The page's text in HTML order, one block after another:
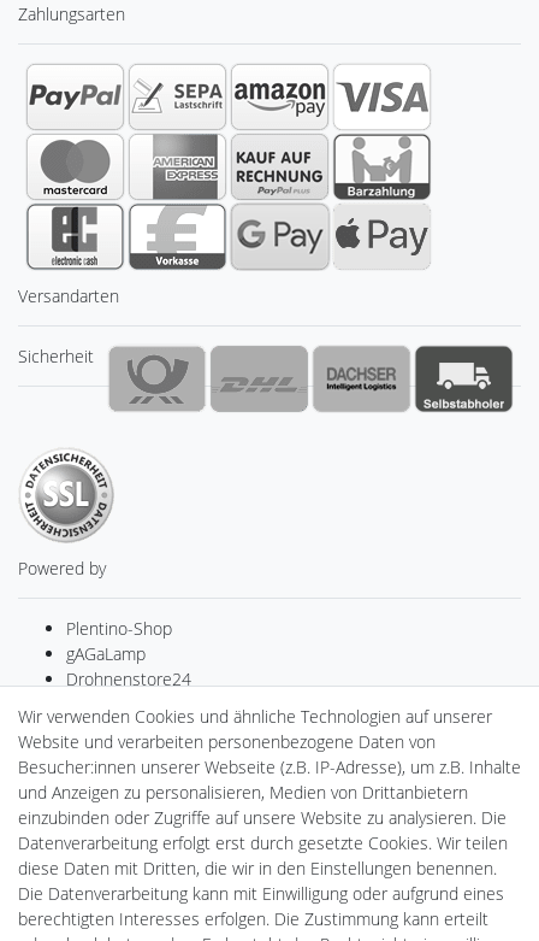
Zahlungsarten
Versandarten
Sicherheit
Powered by
Plentino-Shop
gAGaLamp
Drohnenstore24
Batteriespeicher
PlentiSolar
Gebrauchtlicht
Ledkauf
DEYESOLAR
Lightech Connect
CardanLight Europe
FORTIMO LEDs
LED-RETROSHOP
Wir verwenden Cookies und ähnliche Technologien auf unserer
Website und verarbeiten personenbezogene Daten von
Besucher:innen unserer Webseite (z.B. IP-Adresse), um z.B. Inhalte
und Anzeigen zu personalisieren, Medien von Drittanbietern
einzubinden oder Zugriffe auf unsere Website zu analysieren. Die
Datenverarbeitung erfolgt erst durch gesetzte Cookies. Wir teilen
diese Daten mit Dritten, die wir in den Einstellungen benennen.
Die Datenverarbeitung kann mit Einwilligung oder aufgrund eines
berechtigten Interesses erfolgen. Die Zustimmung kann erteilt